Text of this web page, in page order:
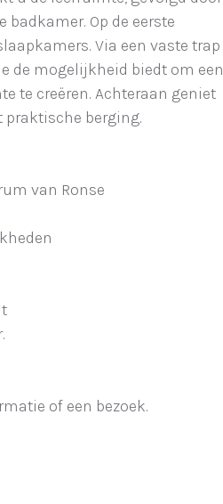
badkamer. Op de eerste
Via een vaste trap
de mogelijkheid biedt om een
te creëren. Achteraan geniet
berging.
van Ronse
of een bezoek.